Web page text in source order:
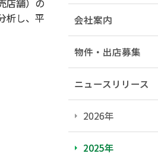
店舗）の
析し、平
会社案内
物件・出店募集
ニュースリリース
2026年
2025年